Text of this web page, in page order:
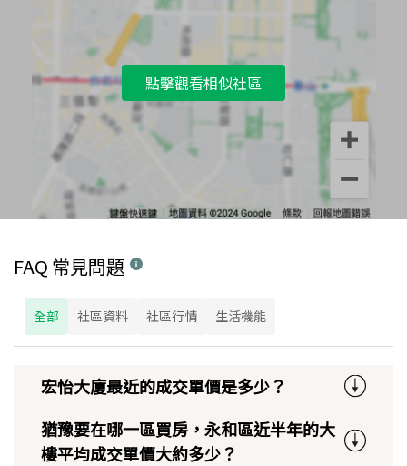
點擊觀看相似社區
FAQ 常見問題
全部 社區資料 社區行情 生活機能
宏怡大廈最近的成交單價是多少？
猶豫要在哪一區買房，永和區近半年的大
樓平均成交單價大約多少？